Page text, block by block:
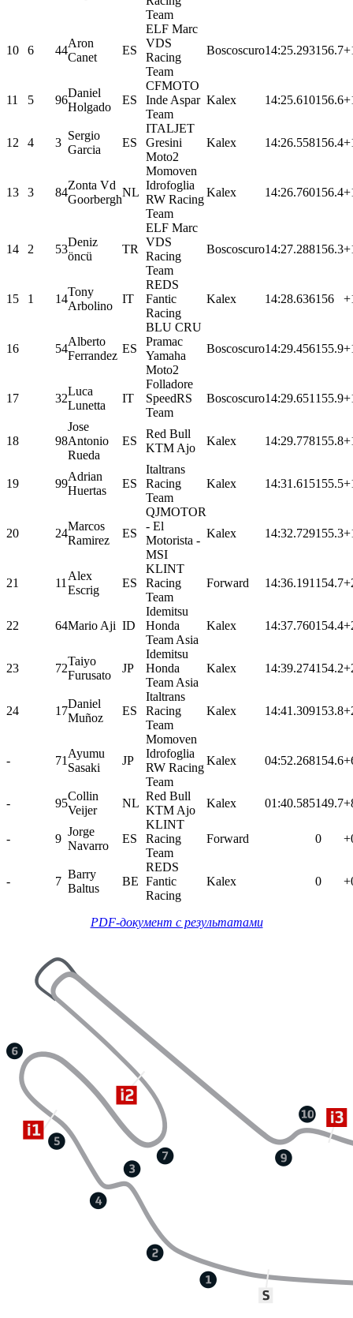
Team
10 6 44
Aron
Canet
ES
ELF Marc
VDS
Racing
Team
Boscoscuro14:25.293156.7
11 5 96
Daniel
Holgado
ES
CFMOTO
Inde Aspar
Team
Kalex 14:25.610156.6
12 4 3
Sergio
Garcia
ES
ITALJET
Gresini
Moto2
Kalex 14:26.558156.4
13 3 84
Zonta Vd
Goorbergh
NL
Momoven
Idrofoglia
RW Racing
Team
Kalex 14:26.760156.4
14 2 53
Deniz
öncü
TR
ELF Marc
VDS
Racing
Team
Boscoscuro14:27.288156.3
15 1 14
Tony
Arbolino
IT
REDS
Fantic
Racing
Kalex 14:28.636156
16 54
Alberto
Ferrandez
ES
BLU CRU
Pramac
Yamaha
Moto2
Boscoscuro14:29.456155.9
17 32
Luca
Lunetta
IT
Folladore
SpeedRS
Team
Boscoscuro14:29.651 155.9
18 98
Jose
Antonio
Rueda
ES
Red Bull
KTM Ajo
Kalex 14:29.778155.8
19 99
Adrian
Huertas
ES
Italtrans
Racing
Team
Kalex 14:31.615155.5
20 24
Marcos
Ramirez
ES
QJMOTOR
- El
Motorista -
MSI
Kalex 14:32.729155.3
21 11
Alex
Escrig
ES
KLINT
Racing
Team
Forward 14:36.191 154.7
22 64Mario Aji ID
Idemitsu
Honda
Team Asia
Kalex 14:37.760154.4
23 72
Taiyo
Furusato
JP
Idemitsu
Honda
Team Asia
Kalex 14:39.274154.2
24 17
Daniel
Muñoz
ES
Italtrans
Racing
Team
Kalex 14:41.309153.8
- 71
Ayumu
Sasaki
JP
Momoven
Idrofoglia
RW Racing
Team
Kalex 04:52.268154.6
- 95
Collin
Veijer
NL
Red Bull
KTM Ajo
Kalex 01:40.585149.7
- 9
Jorge
Navarro
ES
KLINT
Racing
Team
Forward 0
- 7
Barry
Baltus
BE
REDS
Fantic
Racing
Kalex 0
PDF-документ с результатами